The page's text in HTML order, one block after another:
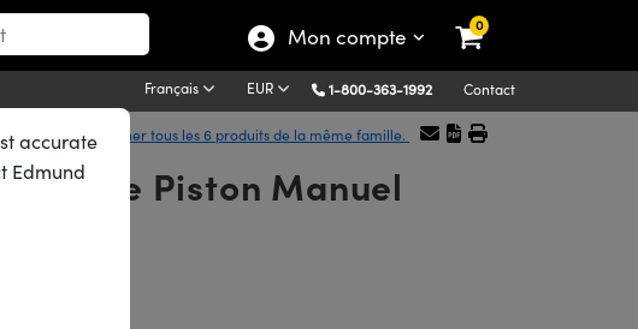
Mon compte 0
Français EUR 1-800-363-1992 Contact
Afficher tous les 6 produits de la même famille.
Type Piston Manuel
accurate
Edmund